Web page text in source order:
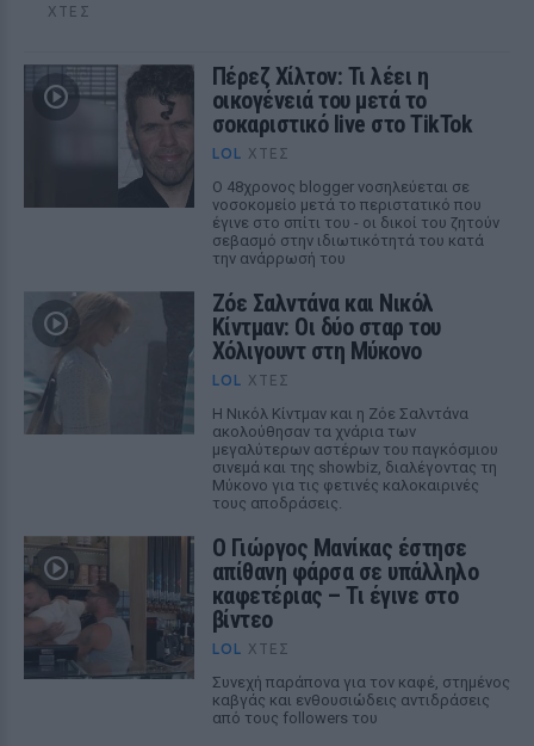
ΧΤΕΣ
Πέρεζ Χίλτον: Τι λέει η
οικογένειά του μετά το
σοκαριστικό live στο TikTok
LOL ΧΤΕΣ
Ο 48χρονος blogger νοσηλεύεται σε
νοσοκομείο μετά το περιστατικό που
έγινε στο σπίτι του - οι δικοί του ζητούν
σεβασμό στην ιδιωτικότητά του κατά
την ανάρρωσή του
Ζόε Σαλντάνα και Νικόλ
Κίντμαν: Οι δύο σταρ του
Χόλιγουντ στη Μύκονο
LOL ΧΤΕΣ
Η Νικόλ Κίντμαν και η Ζόε Σαλντάνα
ακολούθησαν τα χνάρια των
μεγαλύτερων αστέρων του παγκόσμιου
σινεμά και της showbiz, διαλέγοντας τη
Μύκονο για τις φετινές καλοκαιρινές
τους αποδράσεις.
Ο Γιώργος Μανίκας έστησε
απίθανη φάρσα σε υπάλληλο
καφετέριας – Τι έγινε στο
βίντεο
LOL ΧΤΕΣ
Συνεχή παράπονα για τον καφέ, στημένος
καβγάς και ενθουσιώδεις αντιδράσεις
από τους followers του